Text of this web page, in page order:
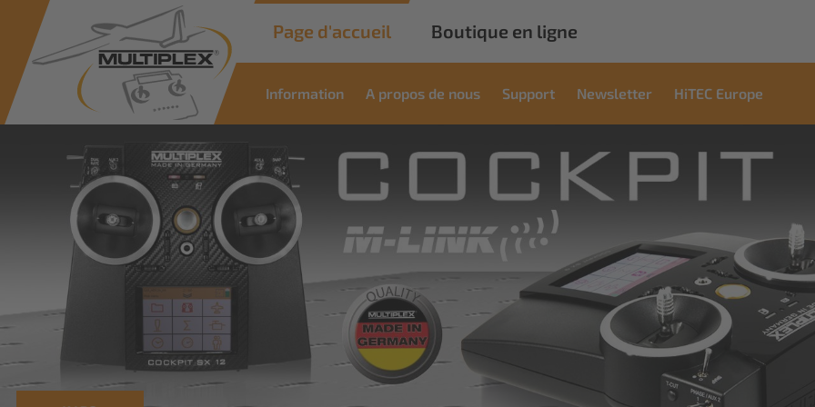
Page d'accueil Boutique en ligne
Information A propos de nous Support Newsletter HiTEC Europe
Commercial
Solutions
Des solutions innovantes pour les
applications industrielles